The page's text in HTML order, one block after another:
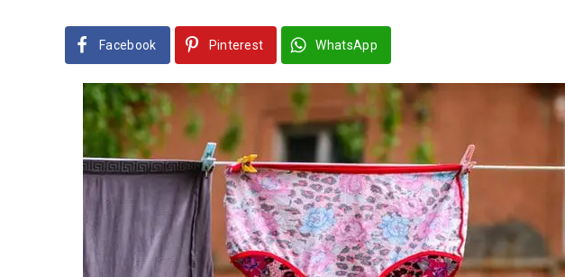
Facebook Pinterest WhatsApp